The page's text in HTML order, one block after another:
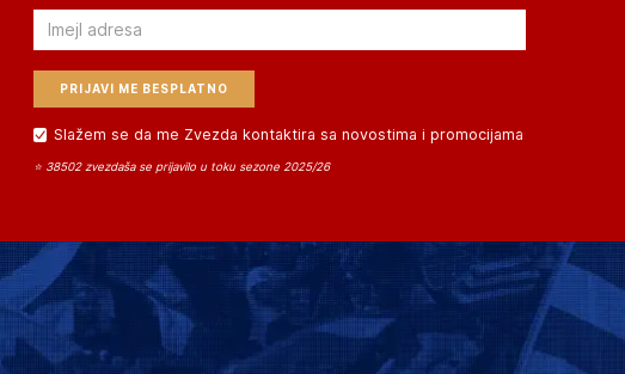
Email
Slažem se da me Zvezda kontaktira sa novostima i promocijama
⭐ 38502 zvezdaša se prijavilo u toku sezone 2025/26